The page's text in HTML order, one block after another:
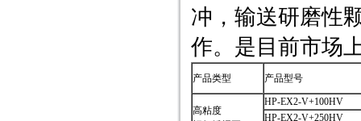
冲，输送研磨性
作。是目前市场
产品类型 产品型号
高粘度
HP-EX2-V+100HV
HP-EX2-V+250HV